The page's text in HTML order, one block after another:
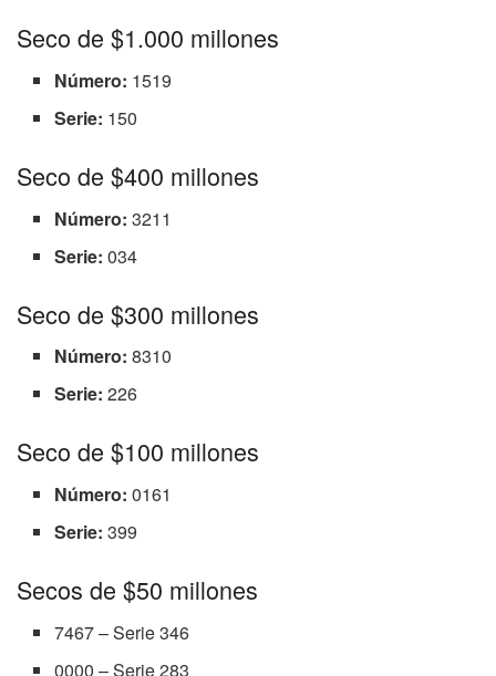
Seco de $1.000 millones
Número: 1519
Serie: 150
Seco de $400 millones
Número: 3211
Serie: 034
Seco de $300 millones
Número: 8310
Serie: 226
Seco de $100 millones
Número: 0161
Serie: 399
Secos de $50 millones
7467 – Serie 346
0000 – Serie 283